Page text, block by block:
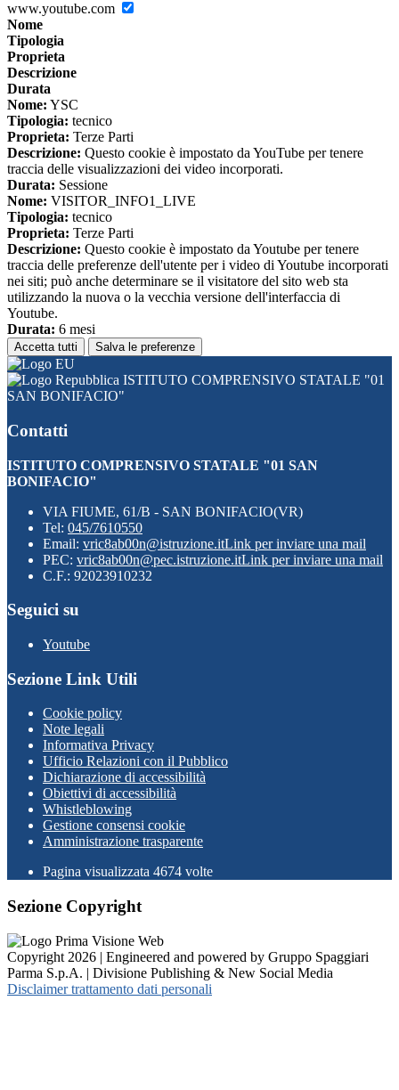
www.youtube.com
Nome
Tipologia
Proprieta
Descrizione
Durata
Nome: YSC
Tipologia: tecnico
Proprieta: Terze Parti
Descrizione: Questo cookie è impostato da YouTube per tenere
traccia delle visualizzazioni dei video incorporati.
Durata: Sessione
Nome: VISITOR_INFO1_LIVE
Tipologia: tecnico
Proprieta: Terze Parti
Descrizione: Questo cookie è impostato da Youtube per tenere
traccia delle preferenze dell'utente per i video di Youtube incorporati
nei siti; può anche determinare se il visitatore del sito web sta
utilizzando la nuova o la vecchia versione dell'interfaccia di
Youtube.
Durata: 6 mesi
Accetta tutti Salva le preferenze
ISTITUTO COMPRENSIVO STATALE "01
SAN BONIFACIO"
Contatti
ISTITUTO COMPRENSIVO STATALE "01 SAN
BONIFACIO"
VIA FIUME, 61/B - SAN BONIFACIO(VR)
Tel: 045/7610550
Email: vric8ab00n@istruzione.itLink per inviare una mail
PEC: vric8ab00n@pec.istruzione.itLink per inviare una mail
C.F.: 92023910232
Seguici su
Youtube
Sezione Link Utili
Cookie policy
Note legali
Informativa Privacy
Ufficio Relazioni con il Pubblico
Dichiarazione di accessibilità
Obiettivi di accessibilità
Whistleblowing
Gestione consensi cookie
Amministrazione trasparente
Pagina visualizzata 4674 volte
Sezione Copyright
Copyright 2026 | Engineered and powered by Gruppo Spaggiari
Parma S.p.A. | Divisione Publishing & New Social Media
Disclaimer trattamento dati personali